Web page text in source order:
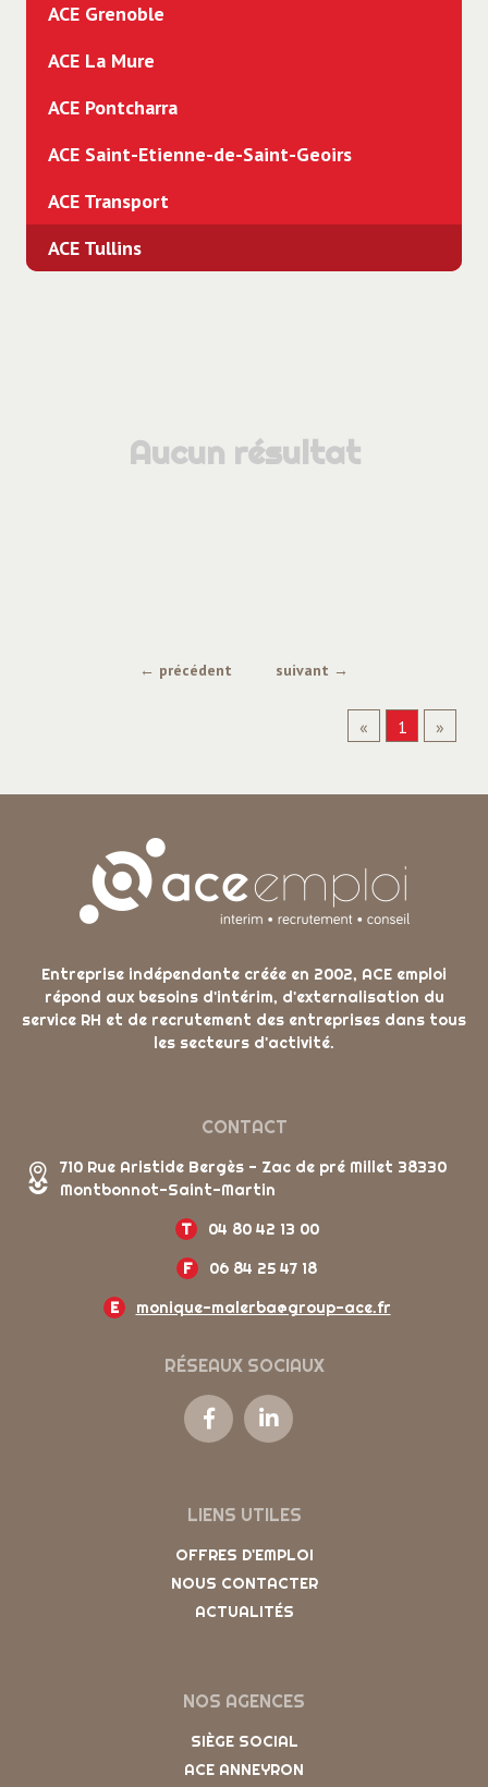
Aucun résultat
ACE Grenoble
ACE La Mure
ACE Pontcharra
ACE Saint-Etienne-de-Saint-Geoirs
ACE Transport
ACE Tullins
← précédent suivant →
« 1 »
Entreprise indépendante créée en 2002, ACE emploi
répond aux besoins d'intérim, d'externalisation du
service RH et de recrutement des entreprises dans tous
les secteurs d'activité.
CONTACT
710 Rue Aristide Bergès - Zac de pré Millet 38330
Montbonnot-Saint-Martin
T
04 80 42 13 00
F
06 84 25 47 18
E
monique-malerba@group-ace.fr
RÉSEAUX SOCIAUX
LIENS UTILES
OFFRES D'EMPLOI
NOUS CONTACTER
ACTUALITÉS
NOS AGENCES
SIÈGE SOCIAL
ACE ANNEYRON